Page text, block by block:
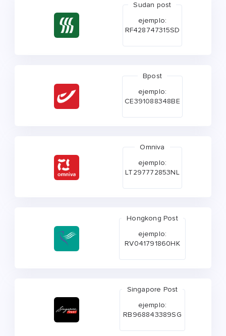
Sudan post
ejemplo:
RF428747315SD
Bpost
ejemplo:
CE391088348BE
Omniva
ejemplo:
LT297772853NL
Hongkong Post
ejemplo:
RV041791860HK
Singapore Post
ejemplo:
RB968843389SG